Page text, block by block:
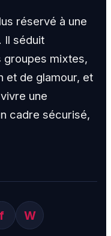
réservé à une
Il séduit
groupes mixtes,
et de glamour, et
une
cadre sécurisé,
f W